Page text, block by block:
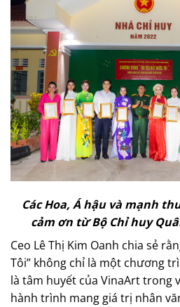
Các Hoa, Á hậu và mạnh
cảm ơn từ Bộ Chỉ huy
Ceo Lê Thị Kim Oanh chia sẻ
Tôi” không chỉ là một chương
là tâm huyết của VinaArt trong
hành trình mang giá trị nhân